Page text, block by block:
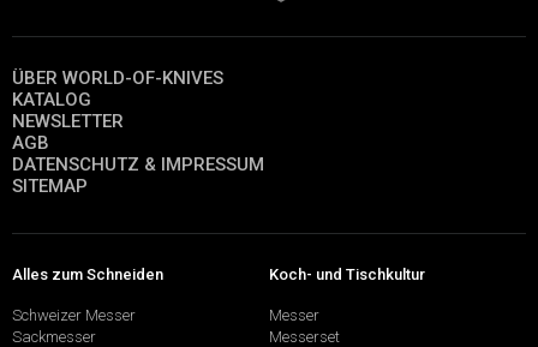
ÜBER WORLD-OF-KNIVES
KATALOG
NEWSLETTER
AGB
DATENSCHUTZ & IMPRESSUM
SITEMAP
Alles zum Schneiden
Schweizer Messer
Sackmesser
Koch- und Tischkultur
Messer
Messerset